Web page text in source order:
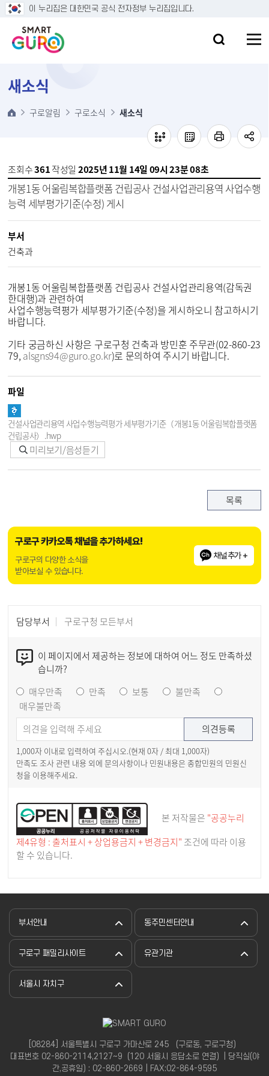
본문 바로가기
이 누리집은 대한민국 공식 전자정부 누리집입니다.
새소식
구로알림 구로소식 새소식
조회수361작성일 2025년 11월 14일 09시 23분 08초
개봉1동 어울림복합플랫폼 건립공사 건설사업관리용역 사업수행
능력 세부평가기준(수정) 게시
부서
건축과
개봉1동 어울림복합플랫폼 건립공사 건설사업관리용역(감독권
한대행)과 관련하여
사업수행능력평가 세부평가기준(수정)을 게시하오니 참고하시기
바랍니다.
기타 궁금하신 사항은 구로구청 건축과 방민훈 주무관(02-860-23
79, alsgns94@guro.go.kr)로 문의하여 주시기 바랍니다.
파일
건설사업관리용역 사업수행능력평가 세부평가기준（개봉1동 어울림복합플랫폼
건립공사）.hwp
미리보기/음성듣기
목록
구로구 카카오톡 채널을 추가하세요!
구로구의 다양한 소식을
받아보실 수 있습니다.
채널추가 +
담당부서 구로구청 모든부서
이 페이지에서 제공하는 정보에 대하여 어느 정도 만족하셨
습니까?
매우만족
만족 보통
불만족
매우불만족
1,000자 이내로 입력하여 주십시오.(현재 0자 / 최대 1,000자)
만족도 조사 관련 내용 외에 문의사항이나 민원내용은 종합민원의 민원신
청을 이용해주세요.
본 저작물은 "공공누리
제4유형 : 출처표시 + 상업용금지 + 변경금지" 조건에 따라 이용
할 수 있습니다.
부서안내 동주민센터안내
구로구 패밀리사이트 유관기관
서울시 자치구
[08284] 서울특별시 구로구 가마산로 245 （구로동, 구로구청）
대표번호 02-860-2114,2127~9（120 서울시 응답소로 연결）| 당직실(야
간,공휴일) : 02-860-2669 | FAX:02-864-9595